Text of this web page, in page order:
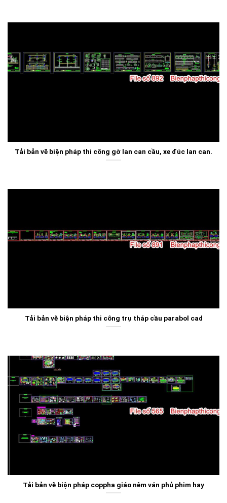
Tải bản vẽ biện pháp thi công gờ lan can cầu, xe đúc lan can.
Tải bản vẽ biện pháp thi công trụ tháp cầu parabol cad
Tải bản vẽ biện pháp coppha giáo nêm ván phủ phim hay